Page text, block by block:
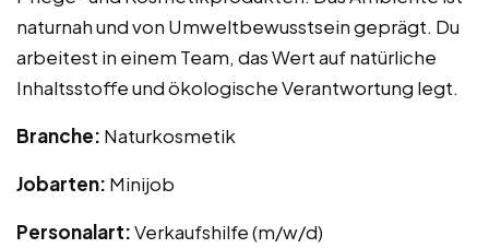
naturnah und von Umweltbewusstsein geprägt. Du
arbeitest in einem Team, das Wert auf natürliche
Inhaltsstoffe und ökologische Verantwortung legt.
Branche: Naturkosmetik
Jobarten: Minijob
Personalart:Verkaufshilfe (m/w/d)